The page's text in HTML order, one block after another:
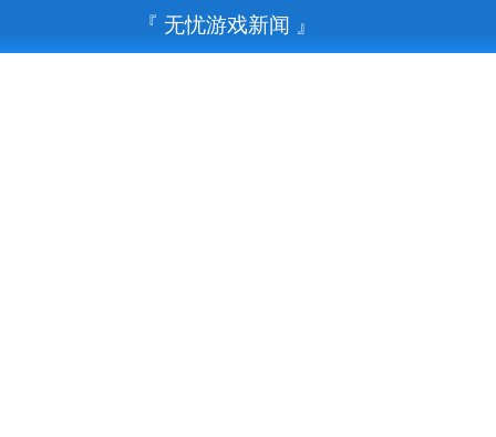
『 无忧游戏新闻 』